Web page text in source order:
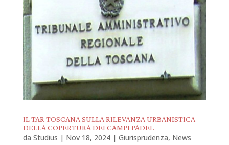
IL TAR TOSCANA SULLA RILEVANZA URBANISTICA
DELLA COPERTURA DEI CAMPI PADEL
da Studius | Nov 18, 2024| Giurisprudenza, News